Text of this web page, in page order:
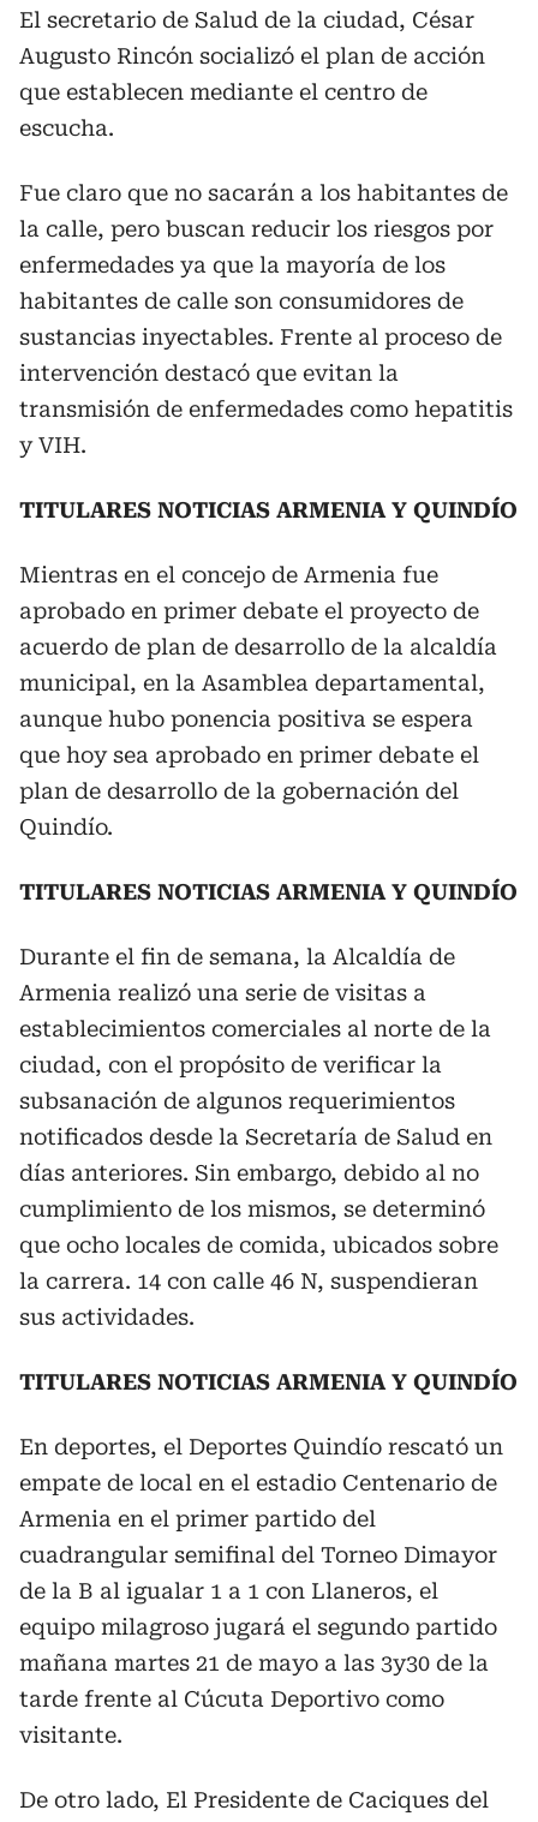
El secretario de Salud de la ciudad, César
Augusto Rincón socializó el plan de acción
que establecen mediante el centro de
escucha.
Fue claro que no sacarán a los habitantes de
la calle, pero buscan reducir los riesgos por
enfermedades ya que la mayoría de los
habitantes de calle son consumidores de
sustancias inyectables. Frente al proceso de
intervención destacó que evitan la
transmisión de enfermedades como hepatitis
y VIH.
TITULARES NOTICIAS ARMENIA Y QUINDÍO
Mientras en el concejo de Armenia fue
aprobado en primer debate el proyecto de
acuerdo de plan de desarrollo de la alcaldía
municipal, en la Asamblea departamental,
aunque hubo ponencia positiva se espera
que hoy sea aprobado en primer debate el
plan de desarrollo de la gobernación del
Quindío.
TITULARES NOTICIAS ARMENIA Y QUINDÍO
Durante el fin de semana, la Alcaldía de
Armenia realizó una serie de visitas a
establecimientos comerciales al norte de la
ciudad, con el propósito de verificar la
subsanación de algunos requerimientos
notificados desde la Secretaría de Salud en
días anteriores. Sin embargo, debido al no
cumplimiento de los mismos, se determinó
que ocho locales de comida, ubicados sobre
la carrera. 14 con calle 46 N, suspendieran
sus actividades.
TITULARES NOTICIAS ARMENIA Y QUINDÍO
En deportes, el Deportes Quindío rescató un
empate de local en el estadio Centenario de
Armenia en el primer partido del
cuadrangular semifinal del Torneo Dimayor
de la B al igualar 1 a 1 con Llaneros, el
equipo milagroso jugará el segundo partido
mañana martes 21 de mayo a las 3y30 de la
tarde frente al Cúcuta Deportivo como
visitante.
De otro lado, El Presidente de Caciques del